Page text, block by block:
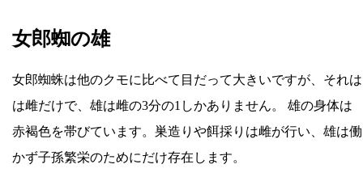
女郎蜘の雄
女郎蜘蛛は他のクモに比べて目だって大きいですが、それは
は雌だけで、雄は雌の3分の1しかありません。 雄の身体は
赤褐色を帯びています。巣造りや餌採りは雌が行い、雄は働
かず子孫繁栄のためにだけ存在します。